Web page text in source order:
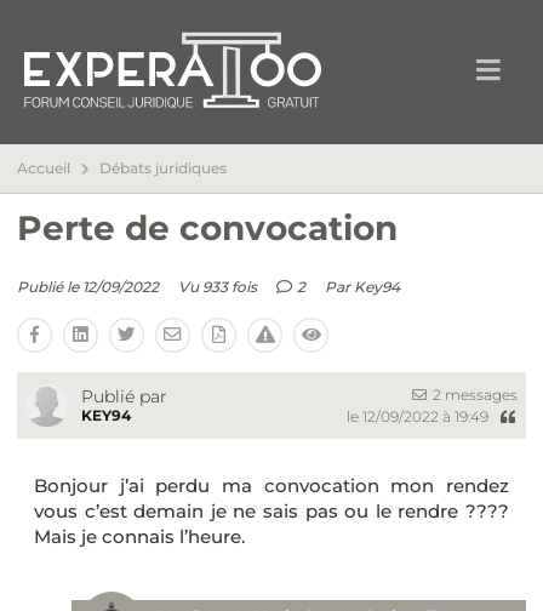
Accueil Débats juridiques
Perte de convocation
Publié le 12/09/2022 Vu 933 fois 2 Par Key94
Publié par
KEY94
2 messages
le 12/09/2022 à 19:49
Bonjour j’ai perdu ma convocation mon rendez
vous c’est demain je ne sais pas ou le rendre ????
Mais je connais l’heure.